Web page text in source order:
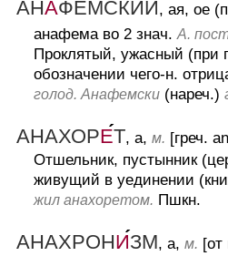
АНАФЕМСКИЙ, ая, ое
анафема во 2 знач. А.
Проклятый, ужасный (при
обозначении чего-н.
голод. Анафемски (нареч.)
АНАХОРЕТ, а, м. [греч.
Отшельник, пустынник
живущий в уединении
жил анахоретом. Пшкн.
АНАХРОНИЗМ, а, м.